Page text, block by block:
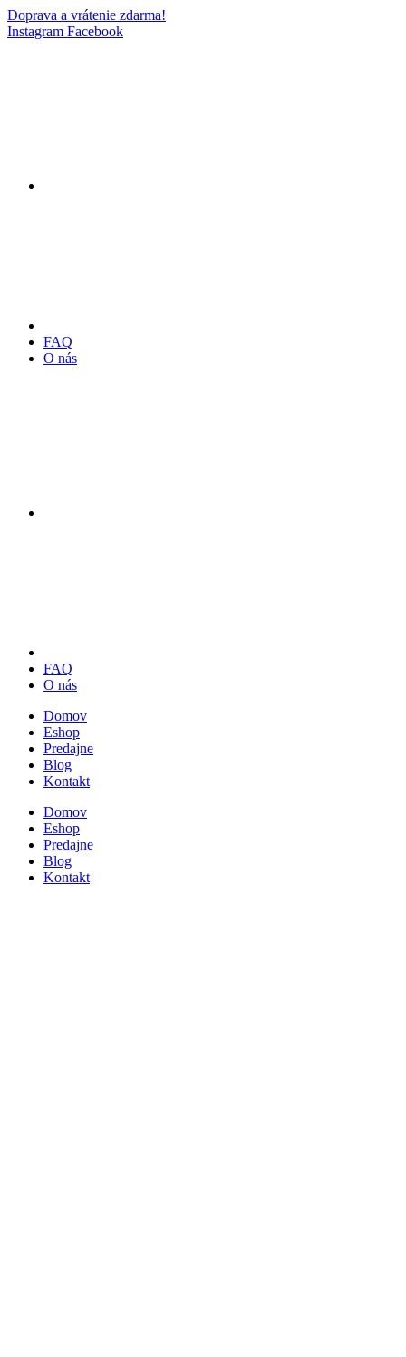
Doprava a vrátenie zdarma!
Instagram Facebook
FAQ
O nás
FAQ
O nás
Domov
Eshop
Predajne
Blog
Kontakt
Domov
Eshop
Predajne
Blog
Kontakt